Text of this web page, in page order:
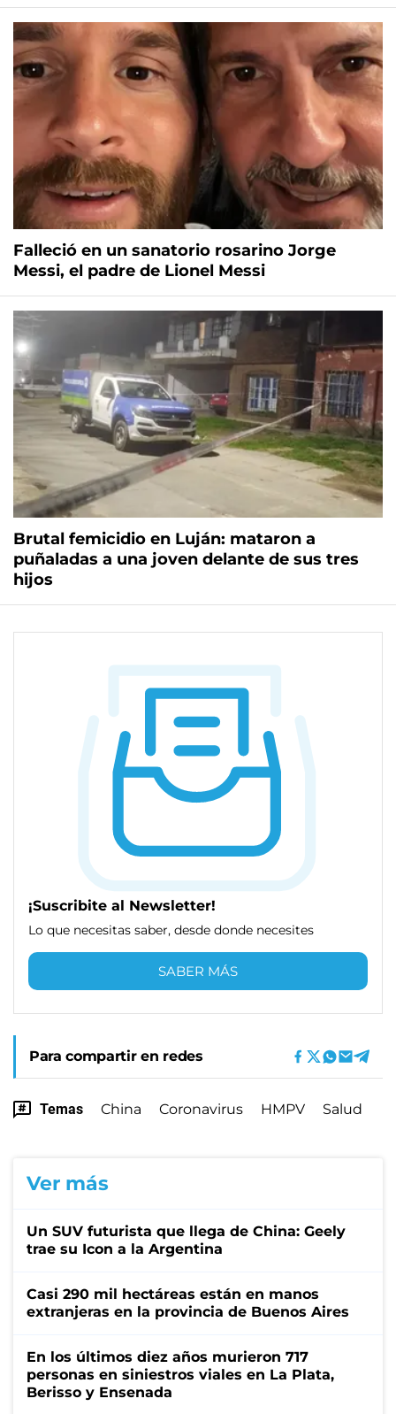
Falleció en un sanatorio rosarino Jorge
Messi, el padre de Lionel Messi
Brutal femicidio en Luján: mataron a
puñaladas a una joven delante de sus tres
hijos
¡Suscribite al Newsletter!
Lo que necesitas saber, desde donde necesites
SABER MÁS
Para compartir en redes
Temas China Coronavirus HMPV Salud
Ver más
Un SUV futurista que llega de China: Geely
trae su Icon a la Argentina
Casi 290 mil hectáreas están en manos
extranjeras en la provincia de Buenos Aires
En los últimos diez años murieron 717
personas en siniestros viales en La Plata,
Berisso y Ensenada